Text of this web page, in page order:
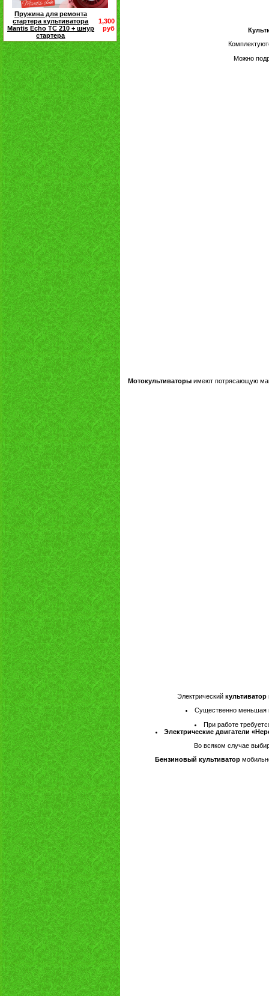
Пружина для ремонта
стартера культиватора
Mantis Echo TC 210 + шнур
стартера
1,300
руб
Можно
Мотокультиваторыимеют потрясающую
Электрическийкультиватор
Существенно меньшая
При работе
Электрические двигатели
Во всяком случае
Бензиновый культиватор